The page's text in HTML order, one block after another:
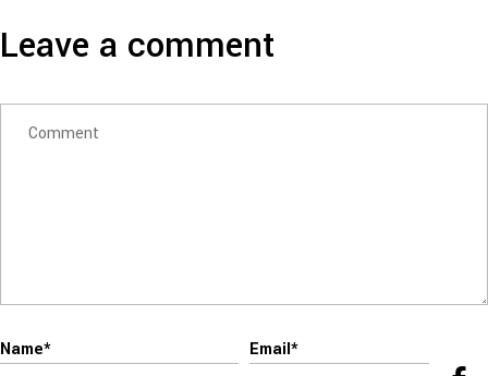
Leave a comment